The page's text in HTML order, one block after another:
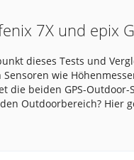
7X und epix
dieses Tests und
wie
die beiden GPS-
Outdoorbereich? Hier